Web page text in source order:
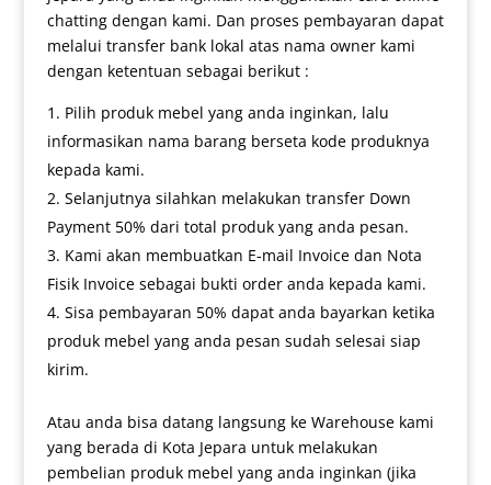
chatting dengan kami. Dan proses pembayaran dapat
melalui transfer bank lokal atas nama owner kami
dengan ketentuan sebagai berikut :
Pilih produk mebel yang anda inginkan, lalu
informasikan nama barang berseta kode produknya
kepada kami.
Selanjutnya silahkan melakukan transfer Down
Payment 50% dari total produk yang anda pesan.
Kami akan membuatkan E-mail Invoice dan Nota
Fisik Invoice sebagai bukti order anda kepada kami.
Sisa pembayaran 50% dapat anda bayarkan ketika
produk mebel yang anda pesan sudah selesai siap
kirim.
Atau anda bisa datang langsung ke Warehouse kami
yang berada di Kota Jepara untuk melakukan
pembelian produk mebel yang anda inginkan (jika